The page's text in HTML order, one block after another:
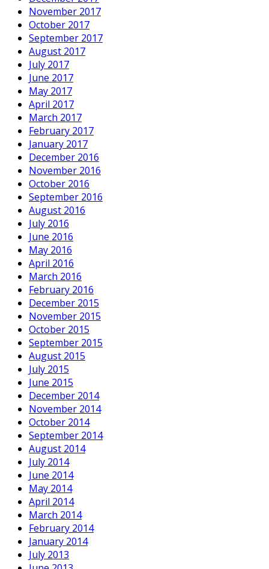
November 2017
October 2017
September 2017
August 2017
July 2017
June 2017
May 2017
April 2017
March 2017
February 2017
January 2017
December 2016
November 2016
October 2016
September 2016
August 2016
July 2016
June 2016
May 2016
April 2016
March 2016
February 2016
December 2015
November 2015
October 2015
September 2015
August 2015
July 2015
June 2015
December 2014
November 2014
October 2014
September 2014
August 2014
July 2014
June 2014
May 2014
April 2014
March 2014
February 2014
January 2014
July 2013